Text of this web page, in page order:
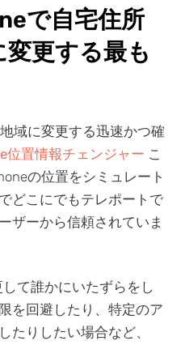
で自宅住所
更する最も
域に変更する迅速かつ確
位置情報チェンジャー こ
の位置をシミュレート
どこにでもテレポートで
ザーから信頼されていま
て誰かにいたずらをし
を回避したり、特定のア
たりしたい場合など、